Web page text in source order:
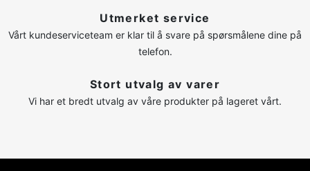
Utmerket service
Vårt kundeserviceteam er klar til å svare på spørsmålene dine på
telefon.
Stort utvalg av varer
Vi har et bredt utvalg av våre produkter på lageret vårt.